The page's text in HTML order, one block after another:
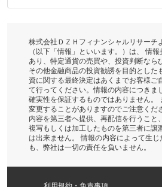
株式会社ＤＺＨフィナンシャルリサーチ
（以下「情報」といいます。）は、 情
あり、特定通貨の売買や、投資判断なら
その他金融商品の投資勧誘を目的とした
資に関する最終決定はあくまでお客様ご
て行ってください。情報の内容につきま
確実性を保証するものではありません。
変更することがありますのでご注意くだ
内容を第三者へ提供、再配信を行うこと
複写もしくは加工したものを第三者に譲
は出来ません。 情報の内容によって生
も、弊社は一切の責任を負いません。